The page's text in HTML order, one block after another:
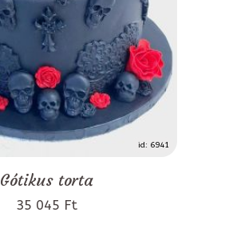
id: 6941
Gótikus torta
35 045 Ft